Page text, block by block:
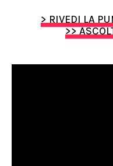
> RIVEDI LA
>>